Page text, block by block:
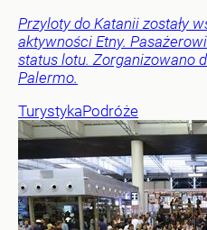
Przyloty do Katanii zostały
aktywności Etny.
status lotu. Zorganizowano
Palermo.
TurystykaPodróże